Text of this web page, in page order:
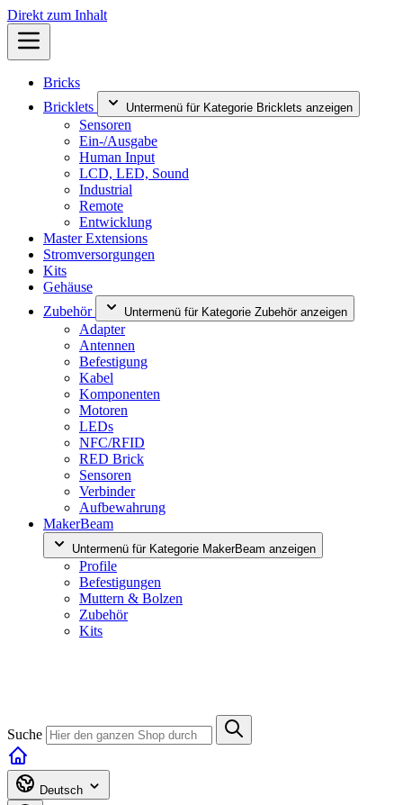
Direkt zum Inhalt
Bricks
Bricklets
Untermenü für Kategorie Bricklets anzeigen
Sensoren
Ein-/Ausgabe
Human Input
LCD, LED, Sound
Industrial
Remote
Entwicklung
Master Extensions
Stromversorgungen
Kits
Gehäuse
Zubehör
Untermenü für Kategorie Zubehör anzeigen
Adapter
Antennen
Befestigung
Kabel
Komponenten
Motoren
LEDs
NFC/RFID
RED Brick
Sensoren
Verbinder
Aufbewahrung
MakerBeam
Untermenü für Kategorie MakerBeam anzeigen
Profile
Befestigungen
Muttern & Bolzen
Zubehör
Kits
Suche
Deutsch